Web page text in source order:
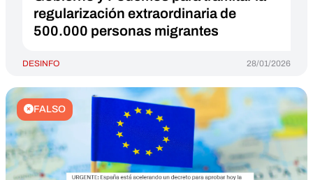
regularización extraordinaria de
500.000 personas migrantes
DESINFO 28/01/2026
FALSO